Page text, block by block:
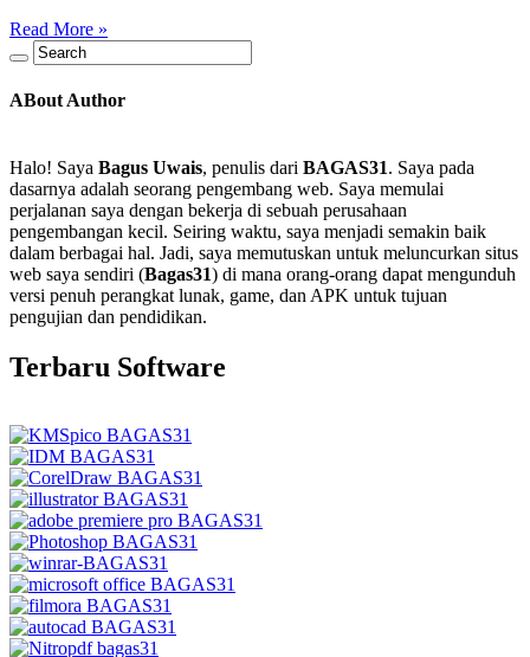
Read More »
ABout Author
Halo! Saya Bagus Uwais, penulis dari BAGAS31. Saya pada
dasarnya adalah seorang pengembang web. Saya memulai
perjalanan saya dengan bekerja di sebuah perusahaan
pengembangan kecil. Seiring waktu, saya menjadi semakin baik
dalam berbagai hal. Jadi, saya memutuskan untuk meluncurkan situs
web saya sendiri (Bagas31) di mana orang-orang dapat mengunduh
versi penuh perangkat lunak, game, dan APK untuk tujuan
pengujian dan pendidikan.
Terbaru Software